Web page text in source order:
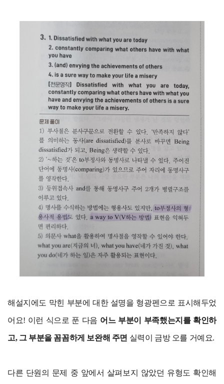
해설지에도 막힌 부분에 대한 설명을 형광펜으로 표시해두었
어요! 이런 식으로 푼 다음 어느 부분이 부족했는지를 확인하
고, 그 부분을 꼼꼼하게 보완해 주면 실력이 금방 오를 거예요.
다른 단원의 문제 중 앞에서 살펴보지 않았던 유형도 확인해